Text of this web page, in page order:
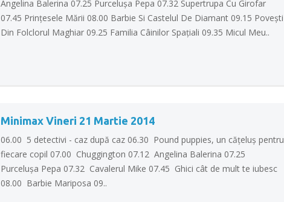
Angelina Balerina 07.25 Purceluşa Pepa 07.32 Supertrupa Cu Girofar
07.45 Prinţesele Mării 08.00 Barbie Si Castelul De Diamant 09.15 Poveşti
Din Folclorul Maghiar 09.25 Familia Câinilor Spaţiali 09.35 Micul Meu..
Minimax Vineri 21 Martie 2014
06.00 5 detectivi - caz după caz 06.30 Pound puppies, un căţeluş pentru
fiecare copil 07.00 Chuggington 07.12 Angelina Balerina 07.25
Purceluşa Pepa 07.32 Cavalerul Mike 07.45 Ghici cât de mult te iubesc
08.00 Barbie Mariposa 09..